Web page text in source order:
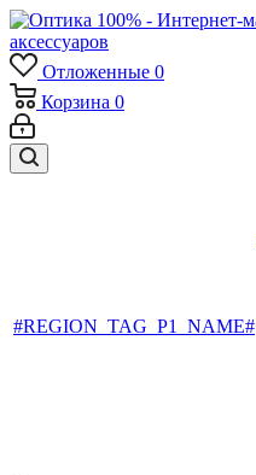
Отложенные 0
Корзина 0
#REGION_TAG_P1_NAME#